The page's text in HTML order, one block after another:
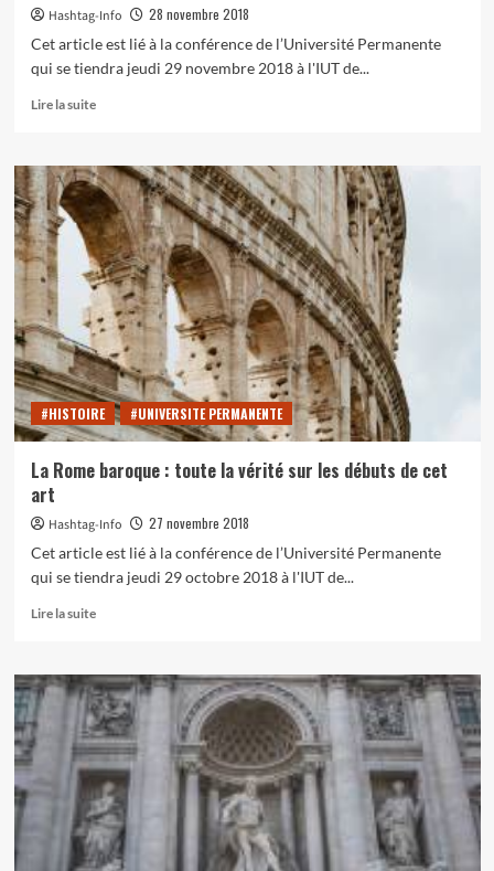
Hashtag-Info
28 novembre 2018
Cet article est lié à la conférence de l’Université Permanente
qui se tiendra jeudi 29 novembre 2018 à l'IUT de...
Lire la suiteEn
sur
La
Rome
baroque
et
sa
musique
#HISTOIRE #UNIVERSITE PERMANENTE
La Rome baroque : toute la vérité sur les débuts de cet
art
Hashtag-Info
27 novembre 2018
Cet article est lié à la conférence de l’Université Permanente
qui se tiendra jeudi 29 octobre 2018 à l'IUT de...
Lire la suiteEn
sur
La
Rome
baroque
:
toute
la
vérité
sur
les